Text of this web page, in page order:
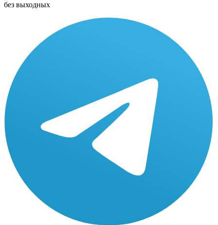
без выходных